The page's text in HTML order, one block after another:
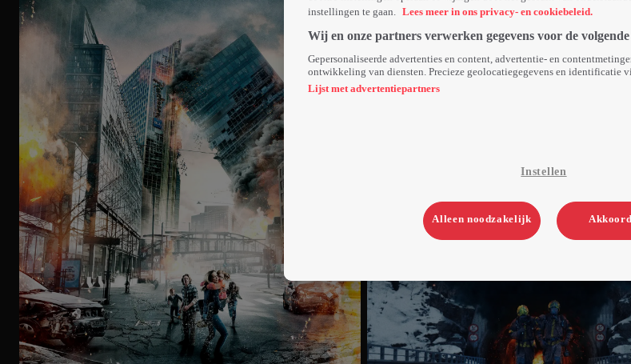
instellingen te gaan.
Lees meer in ons privacy- en cookiebeleid.
Wij en onze partners verwerken gegevens voor de
Gepersonaliseerde advertenties en content, advertentie- en
ontwikkeling van diensten. Precieze geolocatiegegevens en identificatie
Lijst met advertentiepartners
Instellen
Alleen noodzakelijk Akkoord